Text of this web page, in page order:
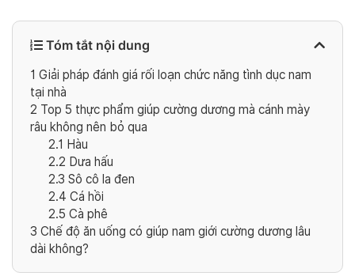
Tóm tắt nội dung
1 Giải pháp đánh giá rối loạn chức năng tình dục nam
tại nhà
2 Top 5 thực phẩm giúp cường dương mà cánh mày
râu không nên bỏ qua
2.1 Hàu
2.2 Dưa hấu
2.3 Sô cô la đen
2.4 Cá hồi
2.5 Cà phê
3 Chế độ ăn uống có giúp nam giới cường dương lâu
dài không?